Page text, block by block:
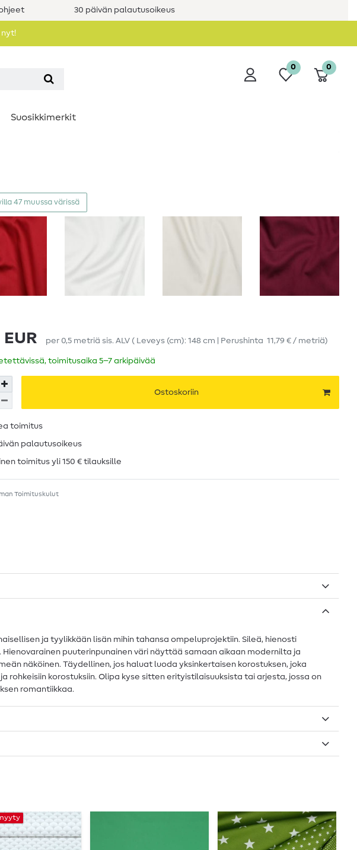
30 päivän palautusoikeus
nyt!
0 0
Suosikkimerkit
47 muussa värissä
per 0,5 metriä sis. ALV ( Leveys (cm): 148 cm | Perushinta 11,79 € / metriä)
toimitusaika 5–7 arkipäivää
Ostoskoriin
toimitus
palautusoikeus
toimitus yli 150 € tilauksille
Toimituskulut
ja tyylikkään lisän mihin tahansa ompeluprojektiin. Sileä, hienosti
puuterinpunainen väri näyttää samaan aikaan modernilta ja
näköinen. Täydellinen, jos haluat luoda yksinkertaisen korostuksen, joka
korostuksiin. Olipa kyse sitten erityistilaisuuksista tai arjesta, jossa on
romantiikkaa.